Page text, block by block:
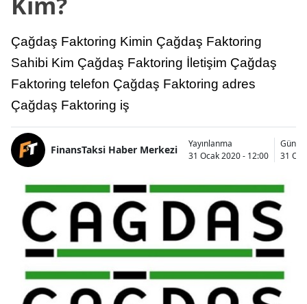
Çağdaş Faktoring Kimin Çağdaş Faktoring
Sahibi Kim Çağdaş Faktoring İletişim Çağdaş
Faktoring telefon Çağdaş Faktoring adres
Çağdaş Faktoring iş
FinansTaksi Haber Merkezi
Yayınlanma
31 Ocak 2020 - 12:00
31